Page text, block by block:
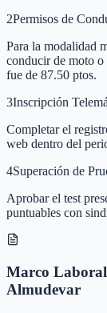
2Permisos de
Para la modalidad
conducir de moto o
fue de 87.50 ptos.
3Inscripción
Completar el
web dentro del
4Superación de
Aprobar el test
puntuables con
Marco
Almudevar